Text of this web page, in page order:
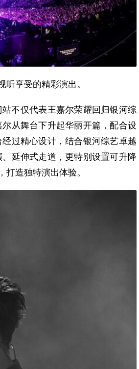
享受的精彩演出。
不仅代表王嘉尔荣耀回归银河综
从舞台下升起华丽开篇，配合设
过精心设计，结合银河综艺卓越
延伸式走道，更特别设置可升降
造独特演出体验。